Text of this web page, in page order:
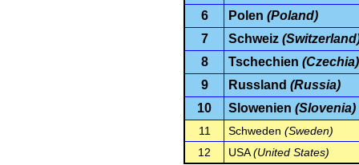
6
Polen (Poland)
7
Schweiz
8
Tschechien (Czechia)
9
Russland (Russia)
10
Slowenien (Slovenia)
11 Schweden (Sweden)
12
USA(United States)